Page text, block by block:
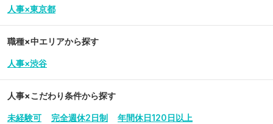
人事×東京都
職種×中エリアから探す
人事×渋谷
人事×こだわり条件から探す
未経験可 完全週休2日制 年間休日120日以上